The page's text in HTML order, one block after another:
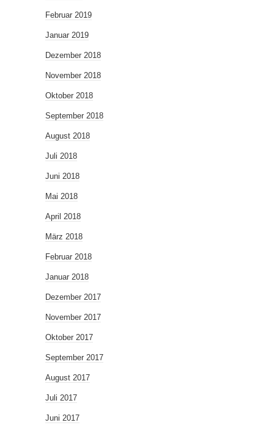
Februar 2019
Januar 2019
Dezember 2018
November 2018
Oktober 2018
September 2018
August 2018
Juli 2018
Juni 2018
Mai 2018
April 2018
März 2018
Februar 2018
Januar 2018
Dezember 2017
November 2017
Oktober 2017
September 2017
August 2017
Juli 2017
Juni 2017